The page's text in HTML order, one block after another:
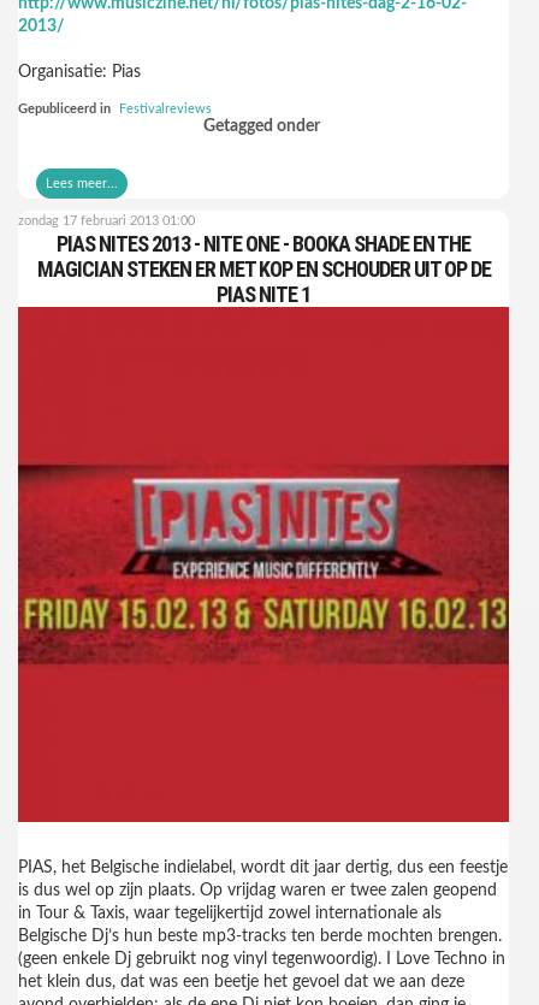
http://www.musiczine.net/nl/fotos/pias-nites-dag-2-16-02-
2013/
Organisatie: Pias
Gepubliceerd in Festivalreviews
Getagged onder
Lees meer...
zondag 17 februari 2013 01:00
PIAS NITES 2013 - NITE ONE - BOOKA SHADE EN THE
MAGICIAN STEKEN ER MET KOP EN SCHOUDER UIT OP DE
PIAS NITE 1
PIAS, het Belgische indielabel, wordt dit jaar dertig, dus een feestje
is dus wel op zijn plaats. Op vrijdag waren er twee zalen geopend
in Tour & Taxis, waar tegelijkertijd zowel internationale als
Belgische Dj’s hun beste mp3-tracks ten berde mochten brengen.
(geen enkele Dj gebruikt nog vinyl tegenwoordig). I Love Techno in
het klein dus, dat was een beetje het gevoel dat we aan deze